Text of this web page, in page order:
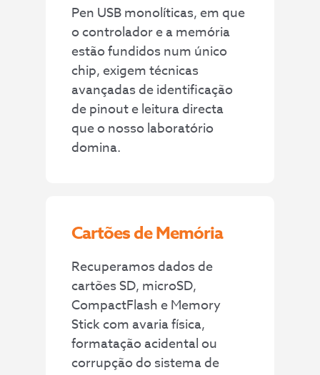
Pen USB monolíticas, em que
o controlador e a memória
estão fundidos num único
chip, exigem técnicas
avançadas de identificação
de pinout e leitura directa
que o nosso laboratório
domina.
Cartões de Memória
Recuperamos dados de
cartões SD, microSD,
CompactFlash e Memory
Stick com avaria física,
formatação acidental ou
corrupção do sistema de